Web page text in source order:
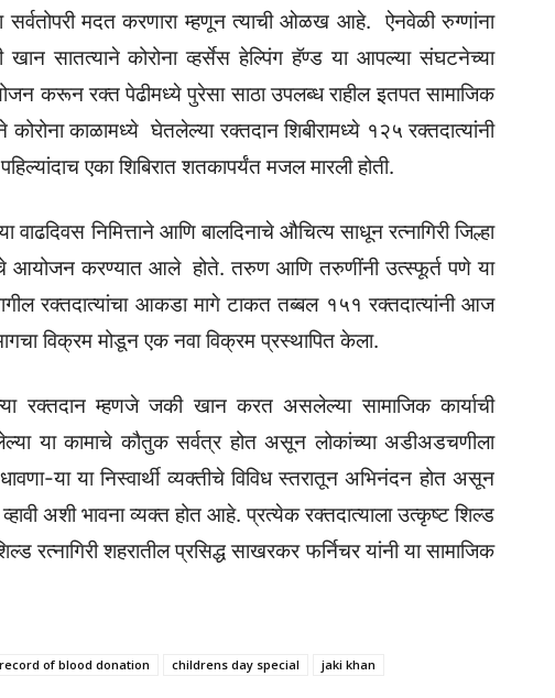
सर्वतोपरी मदत करणारा म्हणून त्याची ओळख आहे. ऐनवेळी रुग्णांना
सातत्याने कोरोना व्हर्सेस हेल्पिंग हॅण्ड या आपल्या संघटनेच्या
करून रक्त पेढीमध्ये पुरेसा साठा उपलब्ध राहील इतपत सामाजिक
कोरोना काळामध्ये घेतलेल्या रक्तदान शिबीरामध्ये १२५ रक्तदात्यांनी
एका शिबिरात शतकापर्यंत मजल मारली होती.
वाढदिवस निमित्ताने आणि बालदिनाचे औचित्य साधून रत्नागिरी जिल्हा
आयोजन करण्यात आले होते. तरुण आणि तरुणींनी उत्स्फूर्त पणे या
रक्तदात्यांचा आकडा मागे टाकत तब्बल १५१ रक्तदात्यांनी आज
विक्रम मोडून एक नवा विक्रम प्रस्थापित केला.
रक्तदान म्हणजे जकी खान करत असलेल्या सामाजिक कार्याची
या कामाचे कौतुक सर्वत्र होत असून लोकांच्या अडीअडचणीला
या या निस्वार्थी व्यक्तीचे विविध स्तरातून अभिनंदन होत असून
अशी भावना व्यक्त होत आहे. प्रत्येक रक्तदात्याला उत्कृष्ट शिल्ड
रत्नागिरी शहरातील प्रसिद्ध साखरकर फर्निचर यांनी या सामाजिक
of blood donation childrens day special jaki khan